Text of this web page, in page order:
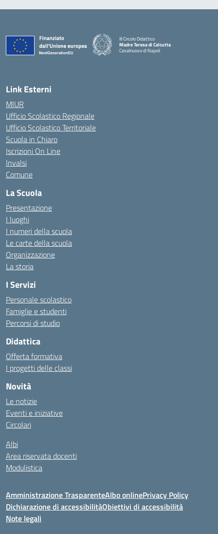
III Circolo Didattico
Madre Teresa di Calcutta
Casalnuovo di Napoli
— Visita la pagina iniziale della scuola
Link Esterni
MIUR
Ufficio Scolastico Regionale
Ufficio Scolastico Territoriale
Scuola in Chiaro
Iscrizioni On Line
Invalsi
Comune
La Scuola
Presentazione
I luoghi
I numeri della scuola
Le carte della scuola
Organizzazione
La storia
I Servizi
Personale scolastico
Famiglie e studenti
Percorsi di studio
Didattica
Offerta formativa
I progetti delle classi
Novità
Le notizie
Eventi e iniziative
Circolari
Albi
Area riservata docenti
Modulistica
Amministrazione TrasparenteAlbo onlinePrivacy Policy
Dichiarazione di accessibilitàObiettivi di accessibilità
Note legali